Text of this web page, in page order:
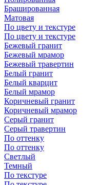
Брашированная
Матовая
По цвету и текстуре
По цвету и текстуре
Бежевый гранит
Бежевый мрамор
Бежевый травертин
Белый гранит
Белый кварцит
Белый мрамор
Коричневый гранит
Коричневый мрамор
Серый гранит
Серый травертин
По оттенку
По оттенку
Светлый
Темный
По текстуре